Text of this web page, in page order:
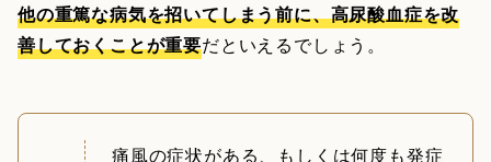
他の重篤な病気を招いてしまう前に、高尿酸血症を改
善しておくことが重要だといえるでしょう。
痛風の症状がある、もしくは何度も発症